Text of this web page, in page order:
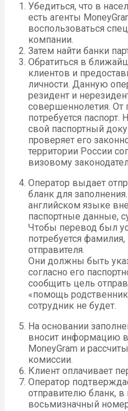
Убедиться, что в
есть агенты
воспользоваться
компании.
Затем найти банки
Обратиться в
клиентов и
личности. Данную
резидент и
совершеннолетия. От
потребуется паспорт.
свой паспортный
проверяет его
территории России
визовому
Оператор выдает
бланк для
английском языке
паспортные данные,
Чтобы перевод был
потребуется
отправителя.
Они должны быть
согласно его
сообщить цель
«помощь
сотрудник не будет.
На основании
вносит информацию
MoneyGram и
комиссии.
Клиент оплачивает
Оператор
отправителю бланк, в
восьмизначный